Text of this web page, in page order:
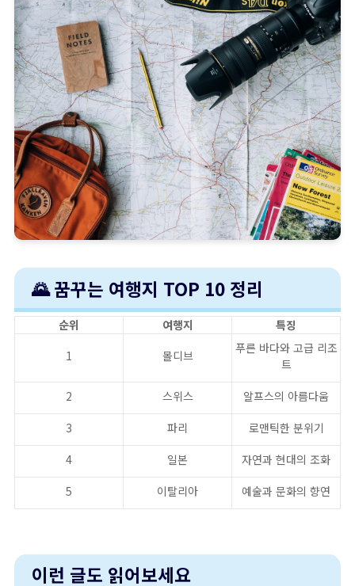
🌄 꿈꾸는 여행지 TOP 10 정리
순위 여행지
특징
1
몰디브
푸른 바다와 고급 리조
트
2
스위스
알프스의 아름다움
3
파리
로맨틱한 분위기
4
일본
자연과 현대의 조화
5
이탈리아 예술과 문화의 향연
이런 글도 읽어보세요